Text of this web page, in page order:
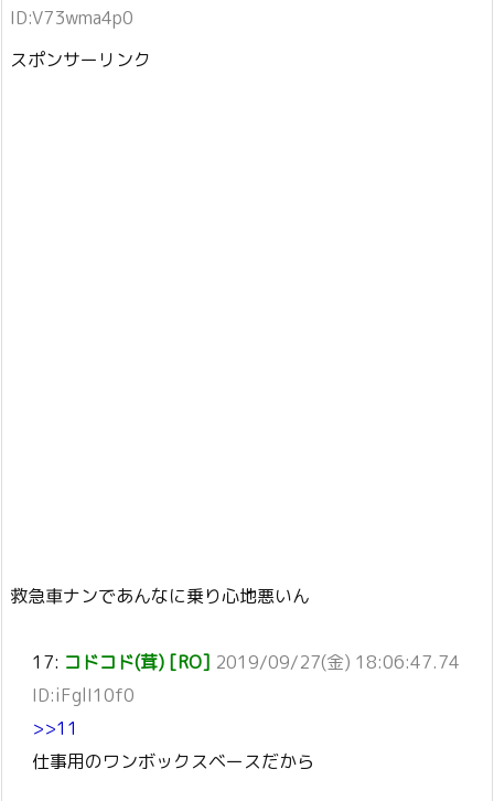
ID:V73wma4p0
スポンサーリンク
救急車ナンであんなに乗り心地悪いん
17: コドコド(茸) [RO] 2019/09/27(金) 18:06:47.74
ID:iFglI10f0
>>11
仕事用のワンボックスベースだから